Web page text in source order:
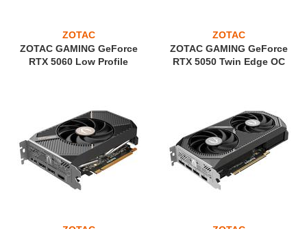
ZOTAC
ZOTAC GAMING GeForce
RTX 5060 Low Profile
ZOTAC
ZOTAC GAMING GeForce
RTX 5050 Twin Edge OC